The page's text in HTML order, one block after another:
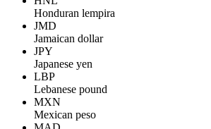
Honduran lempira
JMD
Jamaican dollar
JPY
Japanese yen
LBP
Lebanese pound
MXN
Mexican peso